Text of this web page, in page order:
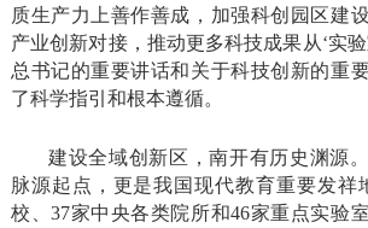
质生产力上善作善成，加强科创园区建
产业创新对接，推动更多科技成果从‘实验
总书记的重要讲话和关于科技创新的重
了科学指引和根本遵循。
建设全域创新区，南开有历史渊源
脉源起点，更是我国现代教育重要发祥
校、37家中央各类院所和46家重点实验